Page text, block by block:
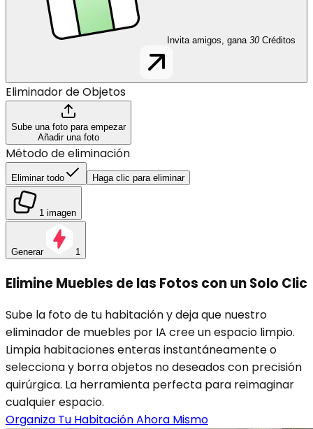
Invita amigos, gana 30 Créditos
Eliminador de Objetos
Sube una foto para empezar
Añadir una foto
Método de eliminación
Eliminar todo Haga clic para eliminar
1 imagen
Generar 1
Elimine Muebles de las Fotos con un Solo Clic
Sube la foto de tu habitación y deja que nuestro
eliminador de muebles por IA cree un espacio limpio.
Limpia habitaciones enteras instantáneamente o
selecciona y borra objetos no deseados con precisión
quirúrgica. La herramienta perfecta para reimaginar
cualquier espacio.
Organiza Tu Habitación Ahora Mismo